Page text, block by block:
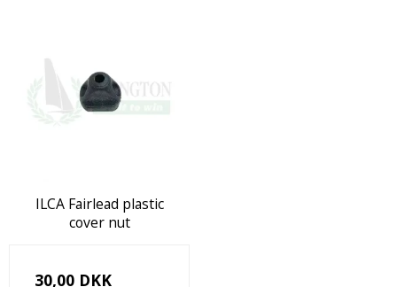
ILCA Fairlead plastic
cover nut
30,00 DKK